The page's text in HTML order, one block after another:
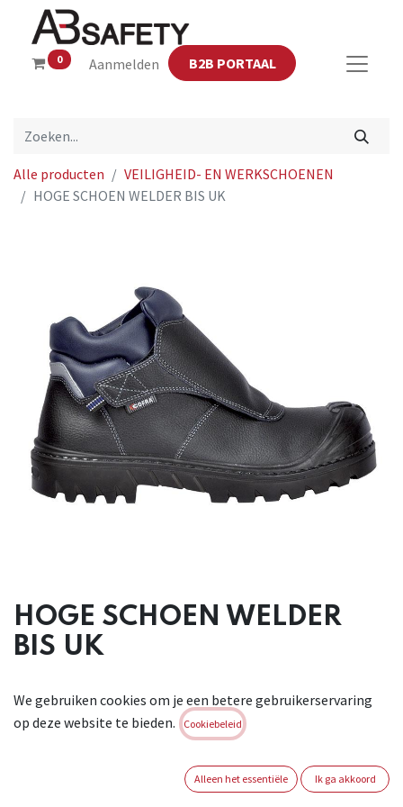
0 Aanmelden B2B PORTAAL
Alle producten
VEILIGHEID- EN WERKSCHOENEN
HOGE SCHOEN WELDER BIS UK
HOGE SCHOEN WELDER
BIS UK
in textiel
Sany-Dry. Voorzien van een niet-metalen 200J neus en niet-
antiperforatiezool. De veters zijn beschermd door een
We gebruiken cookies om je een betere gebruikerservaring
op deze website te bieden.
Cookiebeleid
Alleen het essentiële Ik ga akkoord